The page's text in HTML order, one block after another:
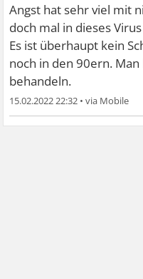
Angst hat sehr viel mit
doch mal in dieses
Es ist überhaupt kein
noch in den 90ern.
behandeln.
15.02.2022 22:32 •